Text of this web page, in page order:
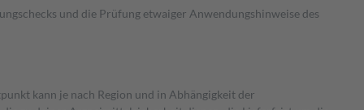
und die Prüfung etwaiger Anwendungshinweise des
kann je nach Region und in Abhängigkeit der